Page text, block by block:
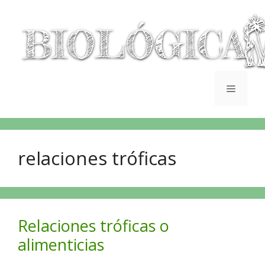
relaciones tróficas
Relaciones tróficas o
alimenticias